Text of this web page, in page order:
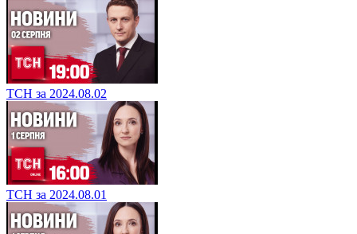
ТСН за 2024.08.02
ТСН за 2024.08.01